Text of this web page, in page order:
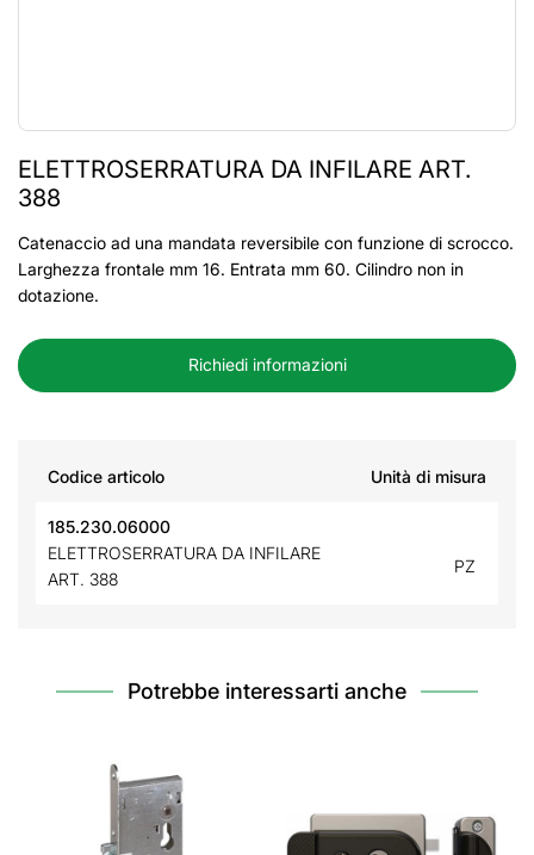
ELETTROSERRATURA DA INFILARE ART.
388
Catenaccio ad una mandata reversibile con funzione di scrocco.
Larghezza frontale mm 16. Entrata mm 60. Cilindro non in
dotazione.
Richiedi informazioni
Codice articolo Unità di misura
185.230.06000
ELETTROSERRATURA DA INFILARE
ART. 388
PZ
Potrebbe interessarti anche